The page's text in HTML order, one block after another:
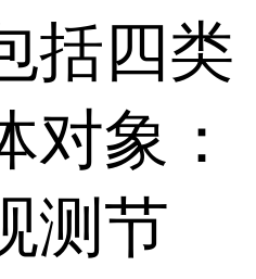
括四类
对象：
测节